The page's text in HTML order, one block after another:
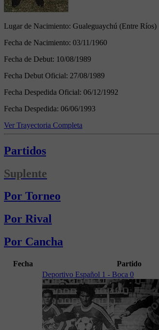
Lugar de Nacimiento: Gualeguaychú (Entre Ríos)
Fecha de Nacimiento: 03/11/1960
Fecha de Debut: 10/08/1989
Fecha Debut Oficial: 27/08/1989
Fecha Despedida Oficial: 06/12/1992
Fecha Despedida: 06/06/1993
Ver Trayectoria Completa
Partidos
Suplente
Por Torneo
Por Rival
Por Cancha
Fecha Partido
Deportivo Español 1 - Boca 0